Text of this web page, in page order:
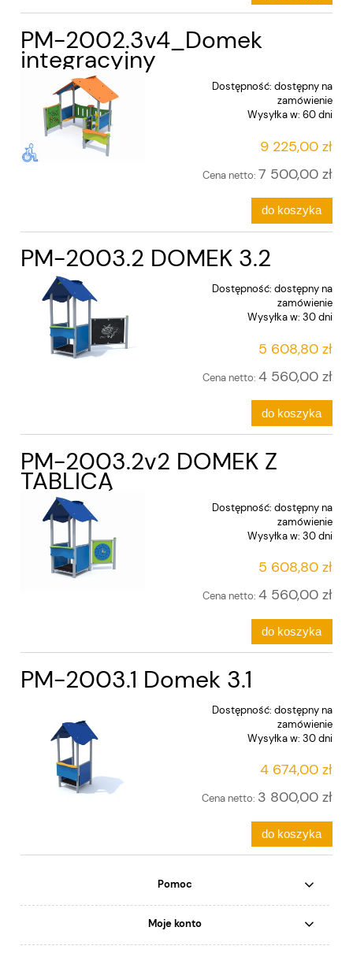
PM-2002.3v4_Domek
integracyjny
Dostępność: dostępny na
zamówienie
Wysyłka w: 60 dni
9 225,00 zł
Cena netto: 7 500,00 zł
do koszyka
PM-2003.2 DOMEK 3.2
Dostępność: dostępny na
zamówienie
Wysyłka w: 30 dni
5 608,80 zł
Cena netto: 4 560,00 zł
do koszyka
PM-2003.2v2 DOMEK Z
TABLICĄ
Dostępność: dostępny na
zamówienie
Wysyłka w: 30 dni
5 608,80 zł
Cena netto: 4 560,00 zł
do koszyka
PM-2003.1 Domek 3.1
Dostępność: dostępny na
zamówienie
Wysyłka w: 30 dni
4 674,00 zł
Cena netto: 3 800,00 zł
do koszyka
Pomoc
Moje konto